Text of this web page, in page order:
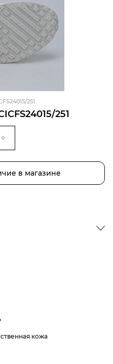
251
251
в магазине
кожа